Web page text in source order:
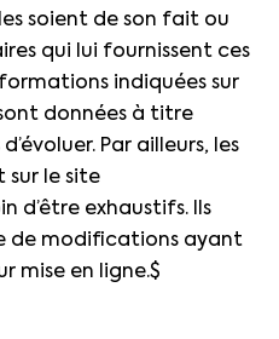
soient de son fait ou
qui lui fournissent ces
indiquées sur
données à titre
Par ailleurs, les
sur le site
d’être exhaustifs. Ils
de modifications ayant
mise en ligne.$